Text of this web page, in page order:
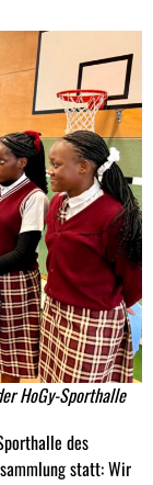
HoGy-Sporthalle
des
statt: Wir